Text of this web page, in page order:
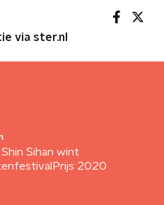
via ster.nl
Sihan wint
2020